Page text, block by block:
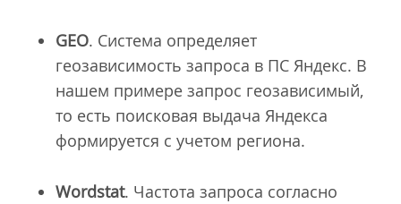
GEO. Система определяет
геозависимость запроса в ПС Яндекс. В
нашем примере запрос геозависимый,
то есть поисковая выдача Яндекса
формируется с учетом региона.
Wordstat. Частота запроса согласно